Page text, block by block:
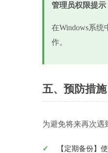
管理员权限提示
在Windows系
作。
五、预防措施
为避免将来再次遇
【定期备份】